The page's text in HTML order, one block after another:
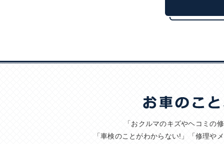
「おクルマのキズやヘコミの
「車検のことがわからない!」「修理や